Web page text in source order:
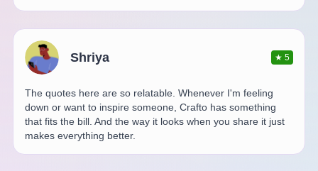
Shriya ★5
The quotes here are so relatable. Whenever I'm feeling
down or want to inspire someone, Crafto has something
that fits the bill. And the way it looks when you share it just
makes everything better.